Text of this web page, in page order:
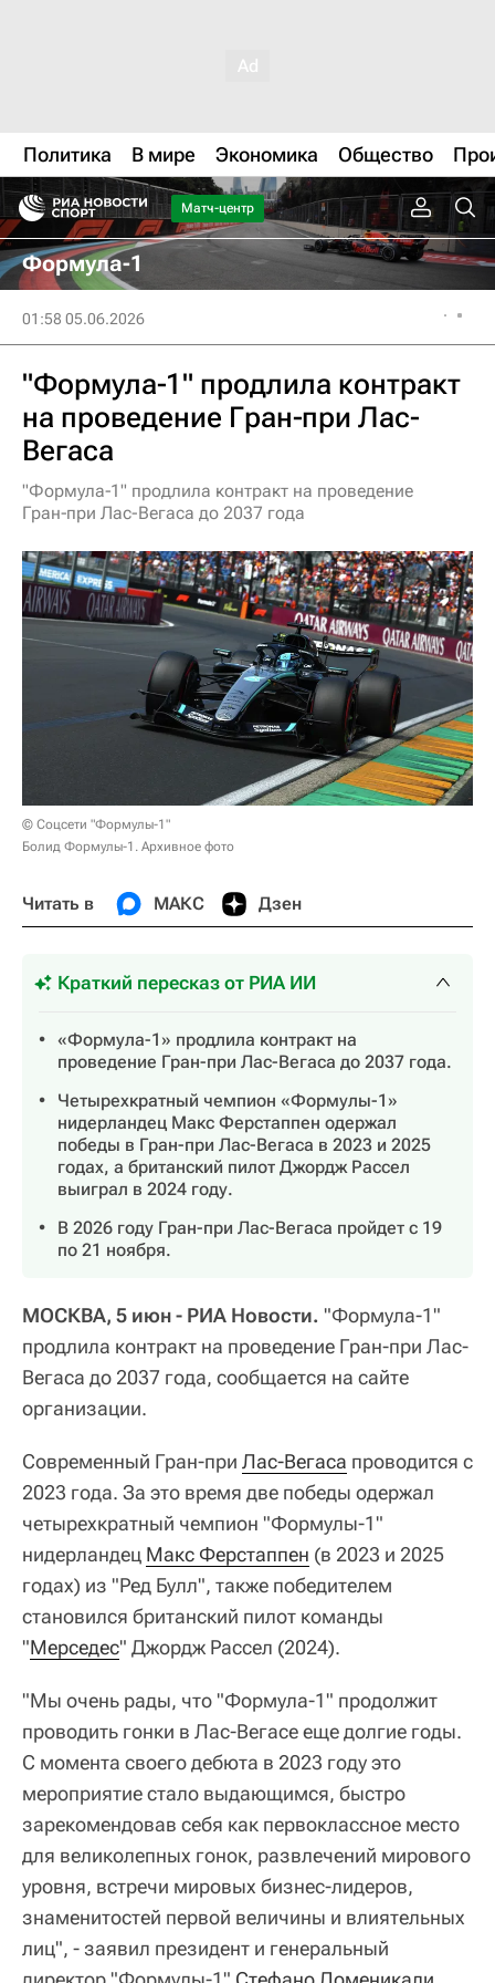
Политика В мире Экономика Общество
Матч-центр
Формула-1
01:58 05.06.2026
"Формула‑1" продлила контракт
на проведение Гран‑при Лас-
Вегаса
"Формула‑1" продлила контракт на проведение
Гран‑при Лас-Вегаса до 2037 года
© Соцсети "Формулы-1"
Болид Формулы-1. Архивное фото
Читать в МАКС Дзен
Краткий пересказ от РИА ИИ
«Формула-1» продлила контракт на
проведение Гран-при Лас-Вегаса до 2037 года.
Четырехкратный чемпион «Формулы-1»
нидерландец Макс Ферстаппен одержал
победы в Гран-при Лас-Вегаса в 2023 и 2025
годах, а британский пилот Джордж Рассел
выиграл в 2024 году.
В 2026 году Гран-при Лас-Вегаса пройдет с 19
по 21 ноября.
МОСКВА, 5 июн - РИА Новости. "Формула‑1"
продлила контракт на проведение Гран‑при Лас-
Вегаса до 2037 года, сообщается на сайте
организации.
Современный Гран-при Лас-Вегаса проводится с
2023 года. За это время две победы одержал
четырехкратный чемпион "Формулы-1"
нидерландец Макс Ферстаппен (в 2023 и 2025
годах) из "Ред Булл", также победителем
становился британский пилот команды
"Мерседес" Джордж Рассел (2024).
"Мы очень рады, что "Формула-1" продолжит
проводить гонки в Лас-Вегасе еще долгие годы.
С момента своего дебюта в 2023 году это
мероприятие стало выдающимся, быстро
зарекомендовав себя как первоклассное место
для великолепных гонок, развлечений мирового
уровня, встречи мировых бизнес-лидеров,
знаменитостей первой величины и влиятельных
лиц", - заявил президент и генеральный